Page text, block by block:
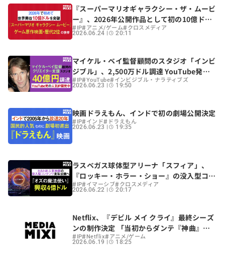
『スーパーマリオギャラクシー・ザ・ムービ
ー』、2026年公開作品として初の10億ドル
突破
#IP#アニメ/ゲーム#クロスメディア
2026.06.24 20:11
マイケル・ベイ監督顧問のスタジオ「インビ
ジブル」、2,500万ドル調達 YouTube発
「スキビディトイレ」の映画TV企画進行中
#IP#YouTube#インビジブル・ナラティブズ
2026.06.23 19:50
映画ドラえもん、インドで初の劇場公開決定
#IP#インド# ドラえもん
2026.06.23 19:35
ラスベガス球体型アリーナ「スフィア」、
『ロッキー・ホラー・ショー』の没入型コン
テンツ制作決定 『オズの魔法使い』は興収4
#IP#イマーシブ#クロスメディア
2026.06.22 20:17
Netflix、『デビル メイ クライ』最終シーズ
ンの制作決定 「当初からダンテ『神曲』の
構成」
#IP#Netflix#アニメ/ゲーム
2026.06.19 18:25